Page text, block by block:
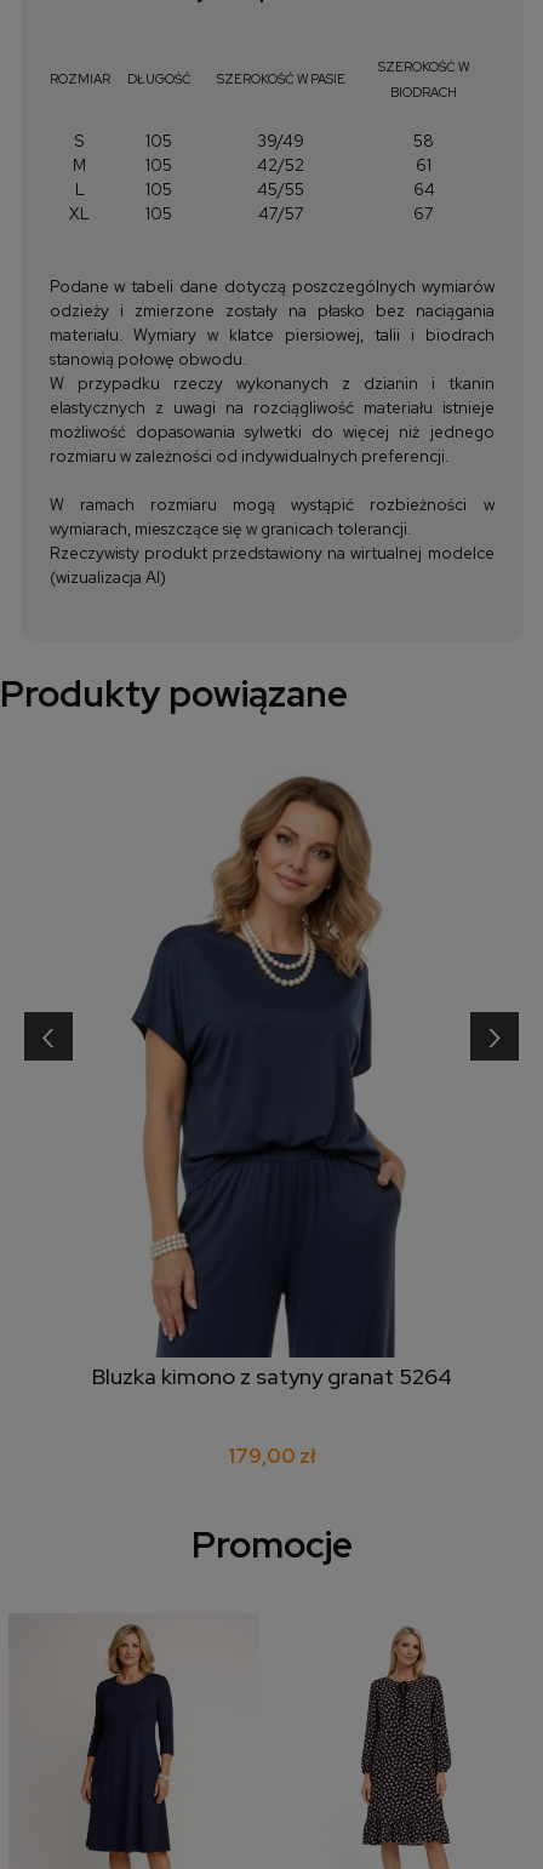
ROZMIAR DŁUGOŚĆ SZEROKOŚĆ W PASIE
SZEROKOŚĆ W
BIODRACH
S 105 39/49
58
M
105 42/52
61
L
105 45/55
64
XL
105 47/57 67
Podane w tabeli dane dotyczą poszczególnych wymiarów
odzieży i zmierzone zostały na płasko bez naciągania
materiału. Wymiary w klatce piersiowej, talii i biodrach
stanowią połowę obwodu.
W przypadku rzeczy wykonanych z dzianin i tkanin
elastycznych z uwagi na rozciągliwość materiału istnieje
możliwość dopasowania sylwetki do więcej niż jednego
rozmiaru w zależności od indywidualnych preferencji.
W ramach rozmiaru mogą wystąpić rozbieżności w
wymiarach, mieszczące się w granicach tolerancji.
Rzeczywisty produkt przedstawiony na wirtualnej modelce
(wizualizacja AI)
Produkty powiązane
Bluzka kimono z satyny granat 5264
179,00 zł
‹ ›
Promocje